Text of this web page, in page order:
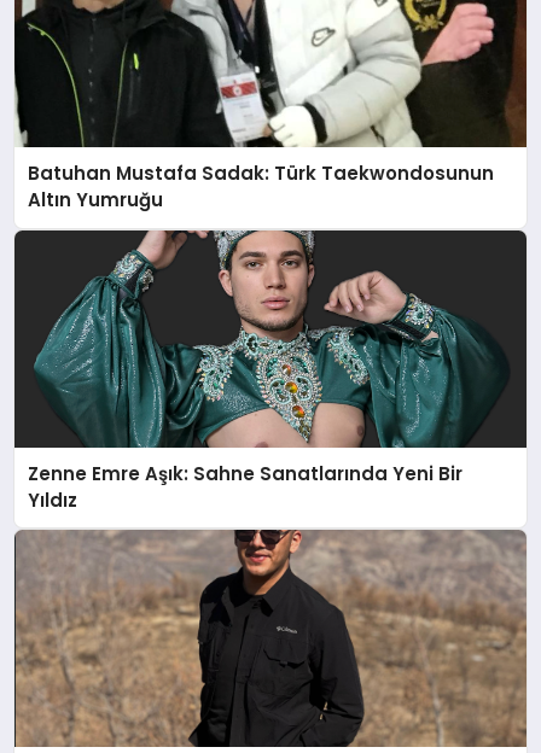
Batuhan Mustafa Sadak: Türk Taekwondosunun
Altın Yumruğu
Zenne Emre Aşık: Sahne Sanatlarında Yeni Bir
Yıldız